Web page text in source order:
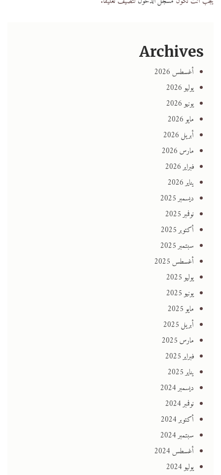
Archives
أغسطس 2026
يوليو 2026
يونيو 2026
مايو 2026
أبريل 2026
مارس 2026
فبراير 2026
يناير 2026
ديسمبر 2025
نوفمبر 2025
أكتوبر 2025
سبتمبر 2025
أغسطس 2025
يوليو 2025
يونيو 2025
مايو 2025
أبريل 2025
مارس 2025
فبراير 2025
يناير 2025
ديسمبر 2024
نوفمبر 2024
أكتوبر 2024
سبتمبر 2024
أغسطس 2024
يوليو 2024